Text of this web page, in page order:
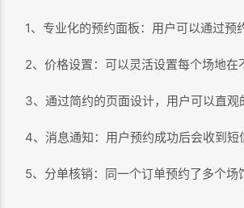
1、专业化的预约面板：用户可以通过
2、价格设置：可以灵活设置每个场地在
3、通过简约的页面设计，用户可以直
4、消息通知：用户预约成功后会收到
5、分单核销：同一个订单预约了多个